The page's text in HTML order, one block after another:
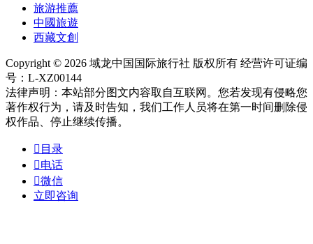
旅游推薦
中國旅遊
西藏文創
Copyright © 2026 域龙中国国际旅行社 版权所有 经营许可证编
号：L-XZ00144
法律声明：本站部分图文内容取自互联网。您若发现有侵略您
著作权行为，请及时告知，我们工作人员将在第一时间删除侵
权作品、停止继续传播。
 目录
电话
微信
立即咨询